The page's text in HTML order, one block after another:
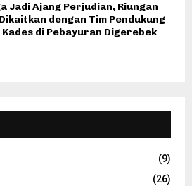
Jadi Ajang Perjudian, Riungan
dengan Tim Pendukung
Kades di Pebayuran Digerebek
(9)
(26)